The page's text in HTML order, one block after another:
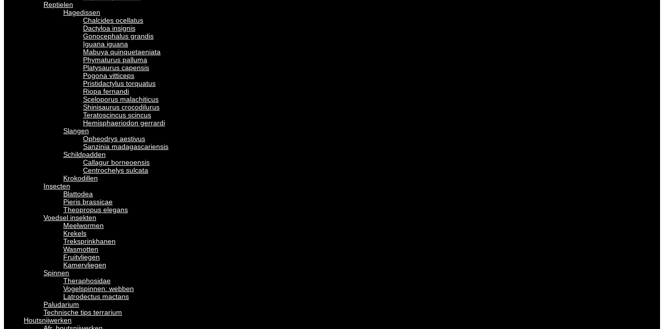
Reptielen
Hagedissen
Chalcides ocellatus
Dactyloa insignis
Gonocephalus grandis
Iguana iguana
Mabuya quinquetaeniata
Phymaturus palluma
Platysaurus capensis
Pogona vitticeps
Pristidactylus torquatus
Riopa fernandi
Sceloporus malachiticus
Shinisaurus crocodilurus
Teratoscincus scincus
Hemisphaeriodon gerrardi
Slangen
Opheodrys aestivus
Sanzinia madagascariensis
Schildpadden
Callagur borneoensis
Centrochelys sulcata
Krokodillen
Insecten
Blattodea
Pieris brassicae
Theopropus elegans
Voedsel insekten
Meelwormen
Krekels
Treksprinkhanen
Wasmotten
Fruitvliegen
Kamervliegen
Spinnen
Theraphosidae
Vogelspinnen: webben
Latrodectus mactans
Paludarium
Technische tips terrarium
Houtsnijwerken